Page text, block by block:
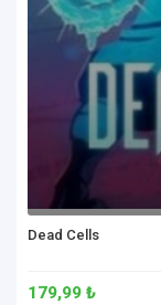
Dead Cells
179,99 ₺